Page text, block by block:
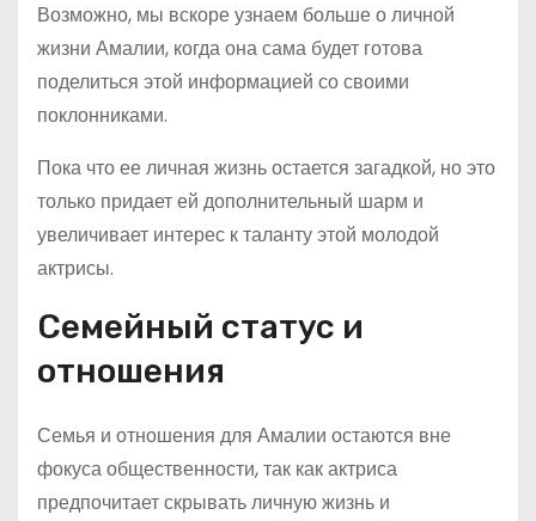
Возможно, мы вскоре узнаем больше о личной
жизни Амалии, когда она сама будет готова
поделиться этой информацией со своими
поклонниками.
Пока что ее личная жизнь остается загадкой, но это
только придает ей дополнительный шарм и
увеличивает интерес к таланту этой молодой
актрисы.
Семейный статус и
отношения
Семья и отношения для Амалии остаются вне
фокуса общественности, так как актриса
предпочитает скрывать личную жизнь и